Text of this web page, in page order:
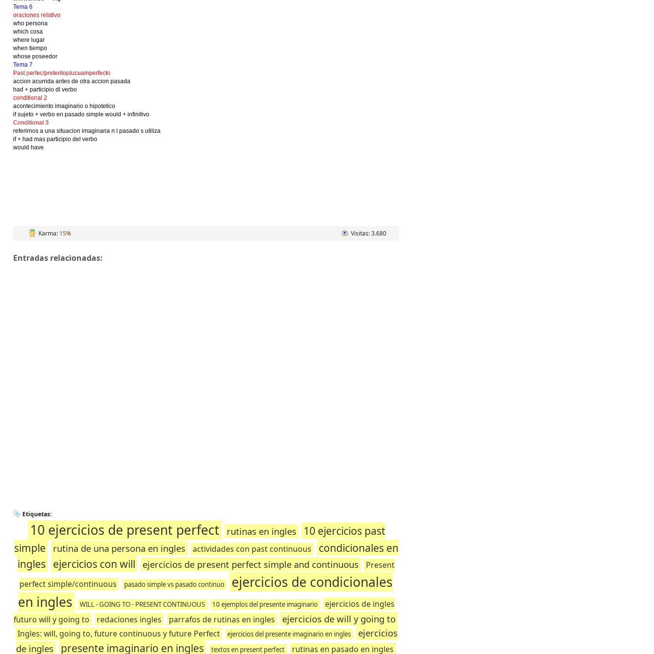
Tema 6
oraciones relativo
who persona
which cosa
where lugar
when tiempo
whose poseedor
Tema 7
Past perfec/preteritoplucuamperfecto
accion acurrida antes de otra accion pasada
had + participio dl verbo
conditional 2
acontecimiento imaginario o hipotetico
if sujeto + verbo en pasado simple would + infinitivo
Conditional 3
referirnos a una situacion imaginaria n l pasado s utiliza
if + had mas participio del verbo
would have
Karma: 15% Visitas: 3.680
Entradas relacionadas:
Etiquetas:
10 ejercicios de present perfect rutinas en ingles
10 ejercicios past
simple
rutina de una persona en ingles actividades con past continuous
condicionales en
ingles ejercicios con will ejercicios de present perfect simple and continuous
Present
perfect simple/continuous
pasado simple vs pasado continuo
ejercicios de condicionales
en ingles
WILL - GOING TO - PRESENT CONTINUOUS 10 ejemplos del presente imaginario
ejercicios de ingles
futuro will y going to
redaciones ingles parrafos de rutinas en ingles ejercicios de will y going to
Ingles: will, going to, future continuous y future Perfect ejercicios del presente imaginario en ingles
ejercicios
de ingles
presente imaginario en ingles textos en present perfect rutinas en pasado en ingles